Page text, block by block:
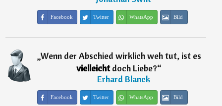
Facebook Twitter WhatsApp Bild
„Wenn der Abschied wirklich weh tut, ist es
vielleichtdoch Liebe?“
―Erhard Blanck
Facebook Twitter WhatsApp Bild